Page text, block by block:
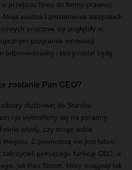
w przejściu firmy do formy prawnej
Moja wiedza i zrozumienie wszystkich
znacznie się pogłębiły w
programie innowacji
odpowiedzialny i który nadal będę
zostanie Pan CEO?
służbowej do Stanów
i ja wybraliśmy się na poranny
mnie wtedy, czy mogę sobie
Z pewnością nie jest łatwo
pełniącego funkcję CEO, a
jak Pan Simon, który osiągnął tak